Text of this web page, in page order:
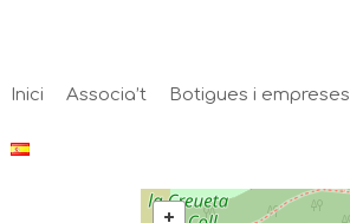
Inici Associa’t Botigues i empreses